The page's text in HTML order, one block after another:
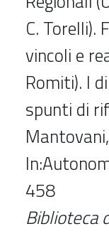
C. Torelli).
vincoli e
Romiti). I
spunti di
In:
458
Biblioteca